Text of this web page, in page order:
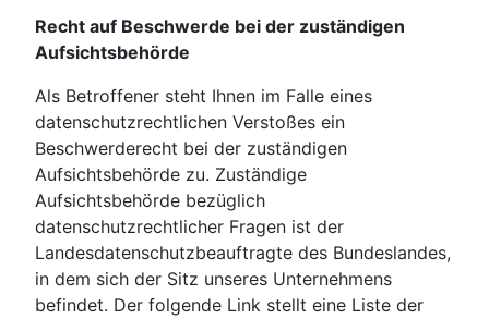
Recht auf Beschwerde bei der zuständigen
Aufsichtsbehörde
Als Betroffener steht Ihnen im Falle eines
datenschutzrechtlichen Verstoßes ein
Beschwerderecht bei der zuständigen
Aufsichtsbehörde zu. Zuständige
Aufsichtsbehörde bezüglich
datenschutzrechtlicher Fragen ist der
Landesdatenschutzbeauftragte des Bundeslandes,
in dem sich der Sitz unseres Unternehmens
befindet. Der folgende Link stellt eine Liste der